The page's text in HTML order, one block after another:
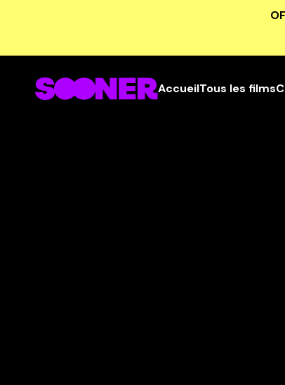
AccueilTous les films